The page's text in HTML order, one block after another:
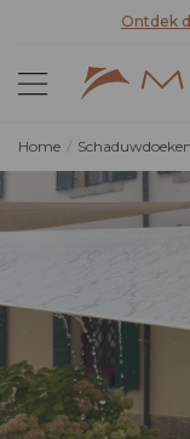
Home Schaduwdoeken